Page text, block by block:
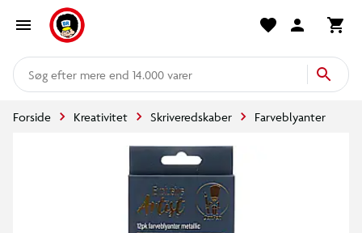
mere end 14.000 varer
Forside Kreativitet Skriveredskaber Farveblyanter